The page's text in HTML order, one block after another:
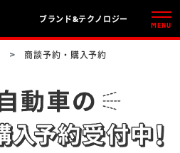
ブランド&テクノロジー
商談予約・購入予約